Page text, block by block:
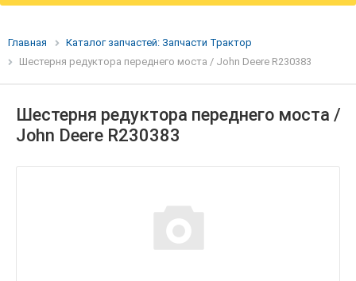
Главная
Каталог запчастей: Запчасти Трактор
Шестерня редуктора переднего моста / John Deere R230383
Шестерня редуктора переднего моста /
John Deere R230383